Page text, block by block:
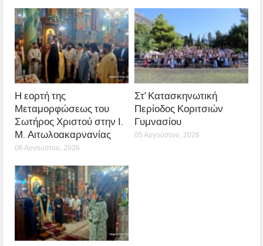
Η εορτή της
Μεταμορφώσεως του
Σωτήρος Χριστού στην Ι.
Μ. Αιτωλοακαρνανίας
06 Αυγούστου, 2026
Στ’ Κατασκηνωτική
Περίοδος Κοριτσιών
Γυμνασίου
05 Αυγούστου, 2026